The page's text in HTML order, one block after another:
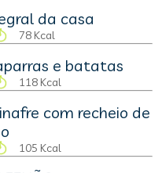
da casa
78 Kcal
e batatas
118 Kcal
com recheio de
105 Kcal